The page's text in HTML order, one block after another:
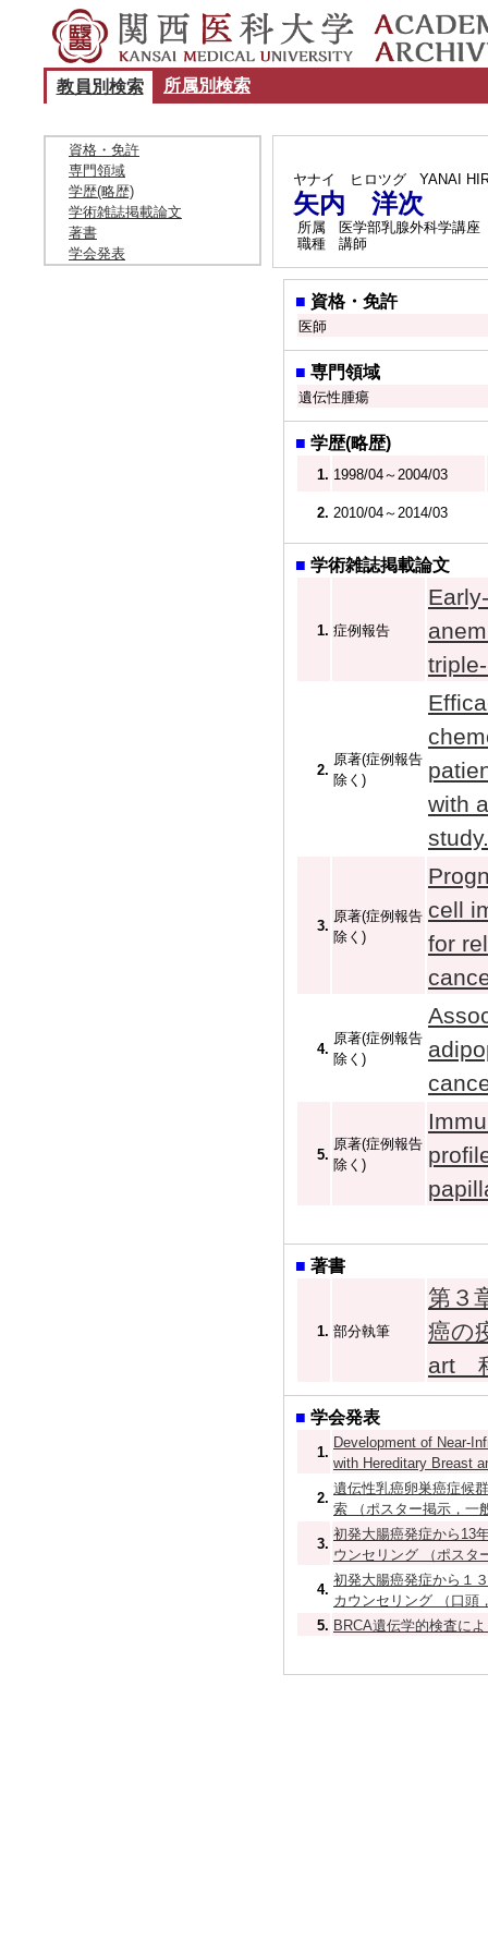
教員別検索 所属別検索
資格・免許
専門領域
学歴(略歴)
学術雑誌掲載論文
著書
学会発表
ヤナイ ヒロツグ YANAI
矢内 洋次
所属
医学部乳腺外科学講座
職種
講師
■ 資格・免許
医師
■ 専門領域
遺伝性腫瘍
■ 学歴(略歴)
1. 1998/04～2004/03
2. 2010/04～2014/03
■ 学術雑誌掲載論文
1. 症例報告
2.
原著(症例報告
除く)
with
3.
原著(症例報告
除く)
cell
for
4.
原著(症例報告
除く)
5.
原著(症例報告
除く)
■ 著書
1. 部分執筆
第３
癌の
art
■ 学会発表
1.
Development of Near-
with Hereditary Breast
2.
遺伝性乳癌卵巣癌症候
索 （ポスター掲示，一
3.
初発大腸癌発症から13
ウンセリング （ポスタ
4.
初発大腸癌発症から１
カウンセリング （口頭
5. BRCA遺伝学的検査に